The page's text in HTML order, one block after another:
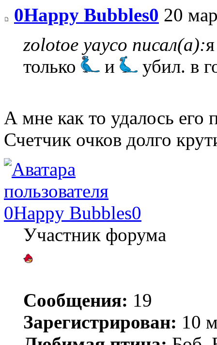
0Happy Bubbles0 20
zolotoe yayco писал(а):
только
и убил. в
А мне как то удалось его
Счетчик очков долго
0Happy Bubbles0
Участник форума
Сообщения: 19
Зарегистрирован: 10